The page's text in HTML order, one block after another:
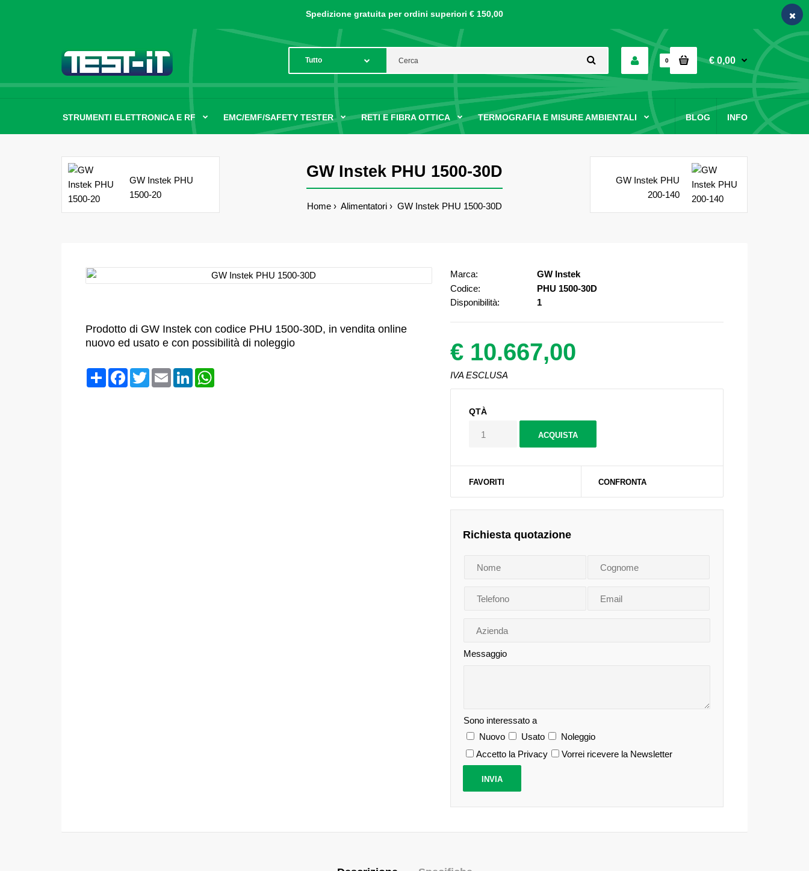
Spedizione gratuita per ordini superiori € 150,00
0 € 0,00
STRUMENTI ELETTRONICA E RF EMC/EMF/SAFETY TESTER RETI E FIBRA OTTICA TERMOGRAFIA E MISURE AMBIENTALI INFO
BLOG
GW Instek PHU
1500-20
GW Instek PHU 1500-30D
Home Alimentatori GW Instek PHU 1500-30D
GW Instek PHU
200-140
Prodotto di GW Instek con codice PHU 1500-30D, in vendita online
nuovo ed usato e con possibilità di noleggio
CondividiFacebook
TwitterEmail LinkedIn
Marca:
GW Instek
Codice:
PHU 1500-30D
Disponibilità:
1
€ 10.667,00
IVA ESCLUSA
QTÀ
FAVORITI CONFRONTA
Richiesta quotazione
Messaggio
Sono interessato a
Nuovo
Usato
Noleggio
Accetto la Privacy
Vorrei ricevere la Newsletter